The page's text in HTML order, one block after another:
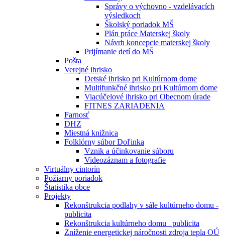
Správy o výchovno - vzdelávacích
výsledkoch
Školský poriadok MŠ
Plán práce Materskej školy
Návrh koncepcie materskej školy
Prijímanie detí do MŠ
Pošta
Verejné ihrisko
Detské ihrisko pri Kultúrnom dome
Multifunkčné ihrisko pri Kultúrnom dome
Viacúčelové ihrisko pri Obecnom úrade
FITNES ZARIADENIA
Farnosť
DHZ
Miestná knižnica
Folklórny súbor Doľinka
Vznik a účinkovanie súboru
Videozáznam a fotografie
Virtuálny cintorín
Požiarny poriadok
Štatistika obce
Projekty
Rekonštrukcia podlahy v sále kultúrneho domu -
publicita
Rekonštrukcia kultúrneho domu _publicita
Zníženie energetickej náročnosti zdroja tepla OÚ